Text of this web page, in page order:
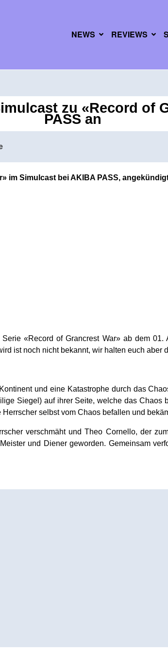
NEWS REVIEWS
zu «Record of
PASS an
im Simulcast bei AKIBA PASS,
«Record of Grancrest War» ab dem
ist noch nicht bekannt, wir halten euch aber
und eine Katastrophe durch das
Siegel) auf ihrer Seite, welche das
selbst vom Chaos befallen und
verschmäht und Theo Cornello, der
und Diener geworden. Gemeinsam